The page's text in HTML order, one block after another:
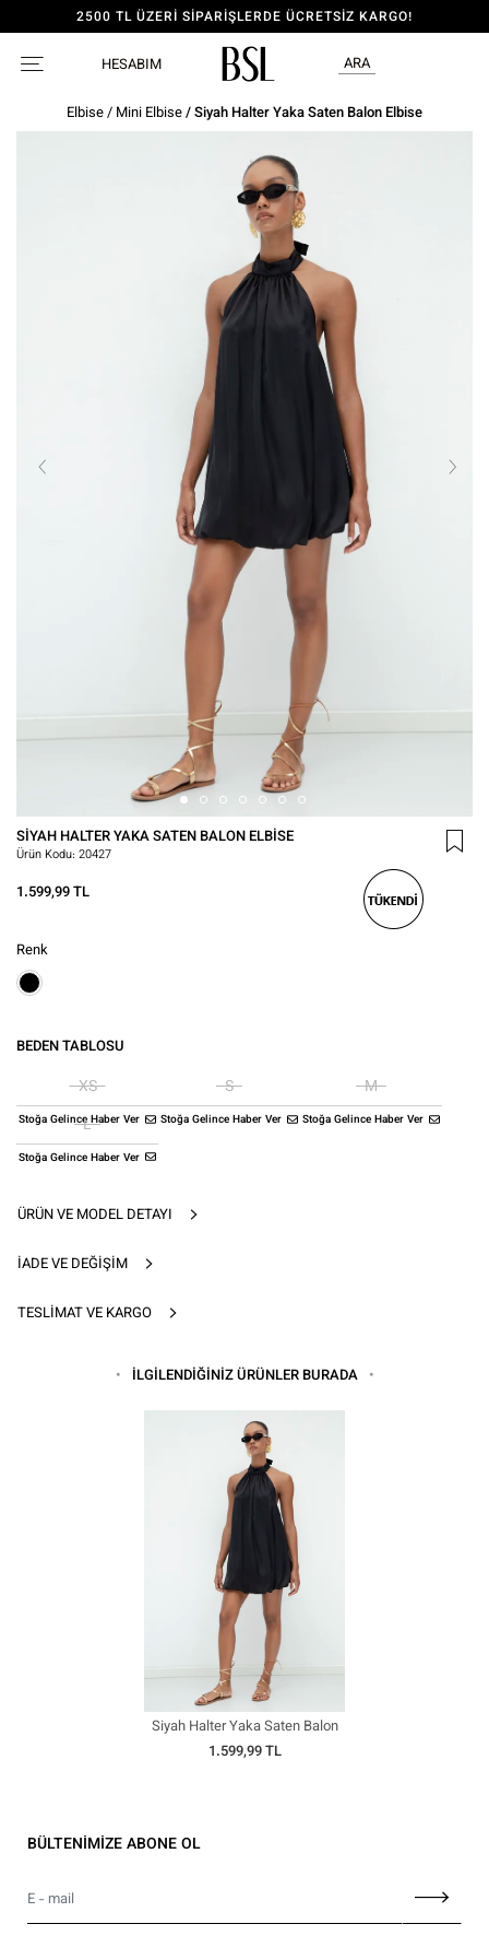
2500 TL ÜZERİ SİPARİŞLERDE ÜCRETSİZ KARGO!
HESABIM ARA
ÜRÜN VE MODEL DETAYI
İADE VE DEĞIŞIM
TESLIMAT VE KARGO
Elbise/ Mini Elbise/ Siyah Halter Yaka Saten Balon Elbise
SIYAH HALTER YAKA SATEN BALON ELBISE
Ürün Kodu: 20427
1.599,99 TL
Renk
BEDEN TABLOSU
Stoğa Gelince Haber Ver
XS
Stoğa Gelince Haber Ver
S
Stoğa Gelince Haber Ver
M
Stoğa Gelince Haber Ver
L
İLGİLENDİĞİNİZ ÜRÜNLER BURADA
Siyah Halter Yaka Saten Balon
Elbise
1.599,99 TL
BÜLTENİMİZE ABONE OL